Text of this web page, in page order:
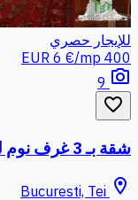
للإيجار حصري
400 EUR
6 €/mp
photo_camera
favorite_border
شقة بـ 3 غرف نوم للإيجار، منطقة تيي
location_on